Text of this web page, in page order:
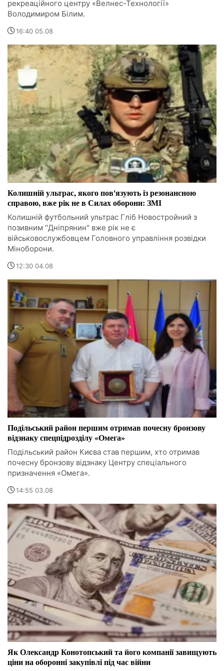
рекреаційного центру «Велнес-Технології»
Володимиром Білим.
16:40 05.08
Колишній ультрас, якого пов'язують із резонансною
справою, вже рік не в Силах оборони: ЗМІ
Колишній футбольний ультрас Гліб Новостройний з
позивним "Дніпрянин" вже рік не є
військовослужбовцем Головного управління розвідки
Міноборони.
12:30 04.08
Подільський район першим отримав почесну бронзову
відзнаку спецпідрозділу «Омега»
Подільський район Києва став першим, хто отримав
почесну бронзову відзнаку Центру спеціального
призначення «Омега».
14:55 03.08
Як Олександр Конотопський та його компанії завищують
ціни на оборонні закупівлі під час війни